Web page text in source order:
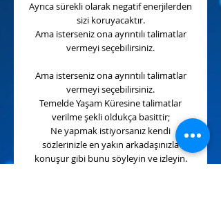
Ayrıca sürekli olarak negatif enerjilerden
sizi koruyacaktır.
Ama isterseniz ona ayrıntılı talimatlar
vermeyi seçebilirsiniz.
Ama isterseniz ona ayrıntılı talimatlar
vermeyi seçebilirsiniz.
Temelde Yaşam Küresine talimatlar
verilme şekli oldukça basittir;
Ne yapmak istiyorsanız kendi
sözlerinizle en yakın arkadaşınızla
konuşur gibi bunu söyleyin ve izleyin.